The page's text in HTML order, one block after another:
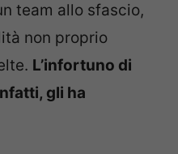
team allo sfascio,
non proprio
L’infortuno di
gli ha